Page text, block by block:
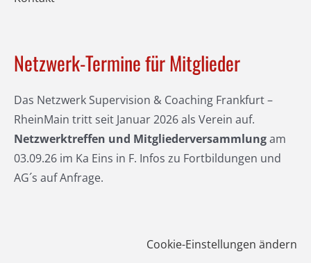
Netzwerk-Termine für Mitglieder
Das Netzwerk Supervision & Coaching Frankfurt –
RheinMain tritt seit Januar 2026 als Verein auf.
Netzwerktreffen und Mitgliederversammlungam
03.09.26 im Ka Eins in F. Infos zu Fortbildungen und
AG´s auf Anfrage.
Cookie-Einstellungen ändern